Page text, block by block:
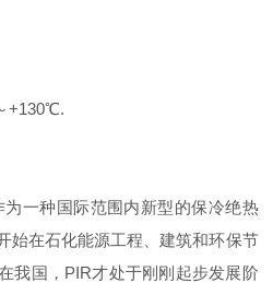
+130℃.
一种国际范围内新型的保冷绝热
始在石化能源工程、建筑和环保节
我国，PIR才处于刚刚起步发展阶